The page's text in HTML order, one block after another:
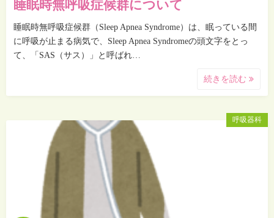
睡眠時無呼吸症候群について
睡眠時無呼吸症候群（Sleep Apnea Syndrome）は、眠っている間
に呼吸が止まる病気で、Sleep Apnea Syndromeの頭文字をとっ
て、「SAS（サス）」と呼ばれ…
続きを読む
呼吸器科